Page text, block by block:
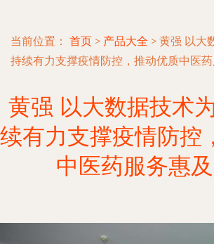
当前位置： 首页 > 产品大全 > 黄强 以大
持续有力支撑疫情防控，推动优质中医
黄强 以大数据技术
续有力支撑疫情防控
中医药服务惠